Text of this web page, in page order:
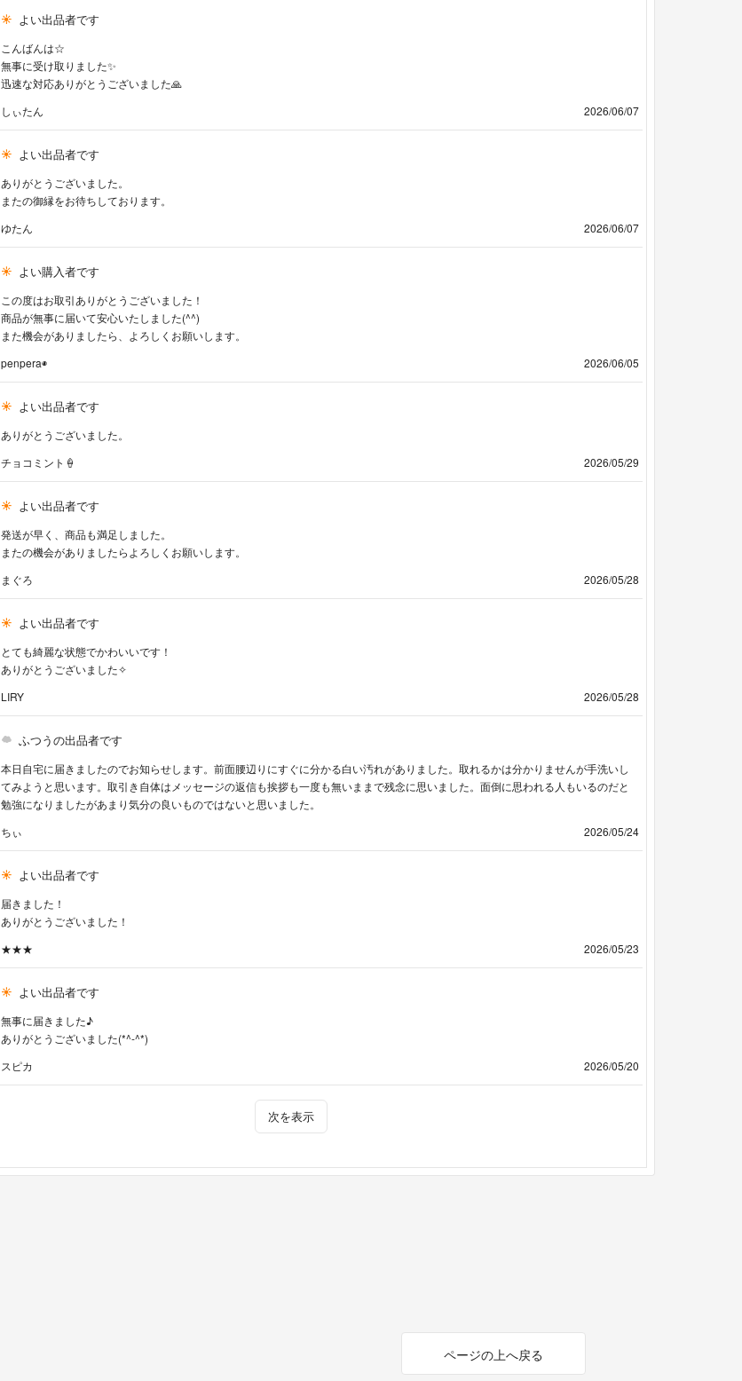
よい出品者です
こんばんは☆
無事に受け取りました✨
迅速な対応ありがとうございました🙏
しぃたん
2026/06/07
よい出品者です
ありがとうございました。
またの御縁をお待ちしております。
ゆたん
2026/06/07
よい購入者です
この度はお取引ありがとうございました！
商品が無事に届いて安心いたしました(^^)
また機会がありましたら、よろしくお願いします。
penpera◉
2026/06/05
よい出品者です
ありがとうございました。
チョコミント🍦
2026/05/29
よい出品者です
発送が早く、商品も満足しました。
またの機会がありましたらよろしくお願いします。
まぐろ
2026/05/28
よい出品者です
とても綺麗な状態でかわいいです！
ありがとうございました✧
LIRY
2026/05/28
ふつうの出品者です
本日自宅に届きましたのでお知らせします。前面腰辺りにすぐに分かる白い汚れがありました。取れるかは分かりませんが手洗いし
てみようと思います。取引き自体はメッセージの返信も挨拶も一度も無いままで残念に思いました。面倒に思われる人もいるのだと
勉強になりましたがあまり気分の良いものではないと思いました。
ちぃ
2026/05/24
よい出品者です
届きました！
ありがとうございました！
★★★
2026/05/23
よい出品者です
無事に届きました♪
ありがとうございました(*^-^*)
スピカ
2026/05/20
次を表示
ページの上へ戻る